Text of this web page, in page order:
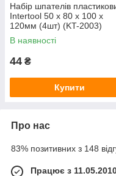
Набір шпателів
Intertool 50 x 80 x 100 x
120мм (4шт) (KT-2003)
В наявності
44 ₴
Купити
Про нас
83% позитивних з 148
Працює з